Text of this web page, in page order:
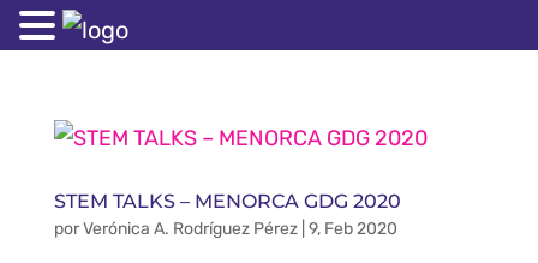
STEM TALKS – MENORCA GDG 2020
porVerónica A. Rodríguez Pérez| 9, Feb 2020